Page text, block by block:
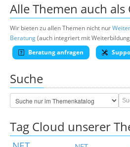
Alle Themen auch
Wir bieten zu allen Themen nicht nur
Beratung(auch integriert mit
Beratung anfragen
Suche
Tag Cloud unserer